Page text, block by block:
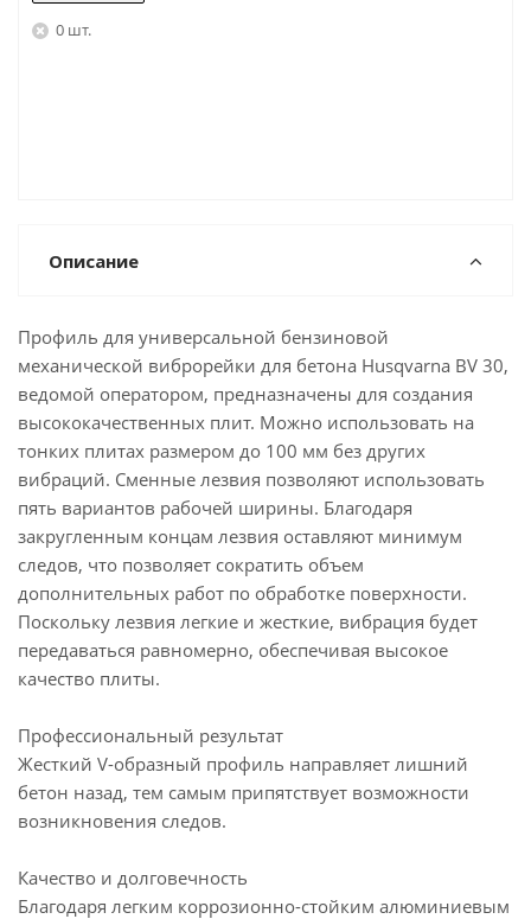
0 шт.
Описание
Профиль для универсальной бензиновой
механической виброрейки для бетона Husqvarna BV 30,
ведомой оператором, предназначены для создания
высококачественных плит. Можно использовать на
тонких плитах размером до 100 мм без других
вибраций. Сменные лезвия позволяют использовать
пять вариантов рабочей ширины. Благодаря
закругленным концам лезвия оставляют минимум
следов, что позволяет сократить объем
дополнительных работ по обработке поверхности.
Поскольку лезвия легкие и жесткие, вибрация будет
передаваться равномерно, обеспечивая высокое
качество плиты.
Профессиональный результат
Жесткий V-образный профиль направляет лишний
бетон назад, тем самым припятствует возможности
возникновения следов.
Качество и долговечность
Благодаря легким коррозионно-стойким алюминиевым